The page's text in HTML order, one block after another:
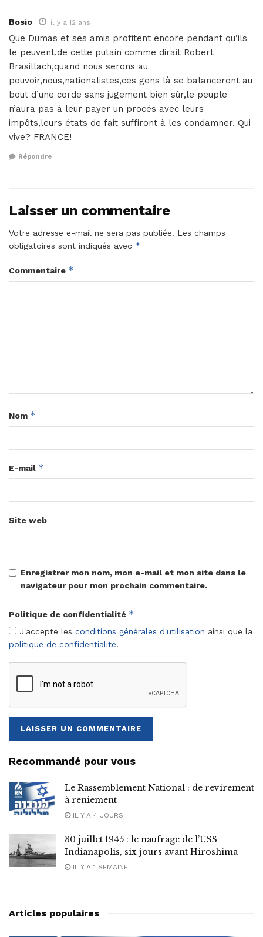
Bosio il y a 12 ans
Que Dumas et ses amis profitent encore pendant qu’ils
le peuvent,de cette putain comme dirait Robert
Brasillach,quand nous serons au
pouvoir,nous,nationalistes,ces gens là se balanceront au
bout d’une corde sans jugement bien sûr,le peuple
n’aura pas à leur payer un procés avec leurs
impôts,leurs états de fait suffiront à les condamner. Qui
vive? FRANCE!
Répondre
Laisser un commentaire
Votre adresse e-mail ne sera pas publiée. Les champs
obligatoires sont indiqués avec *
Commentaire *
Nom *
E-mail *
Site web
Enregistrer mon nom, mon e-mail et mon site dans le
navigateur pour mon prochain commentaire.
Politique de confidentialité *
J'accepte les conditions générales d'utilisation ainsi que la
politique de confidentialité.
Recommandé pour vous
Le Rassemblement National : de revirement
à reniement
IL Y A 4 JOURS
30 juillet 1945 : le naufrage de l’USS
Indianapolis, six jours avant Hiroshima
IL Y A 1 SEMAINE
Articles populaires